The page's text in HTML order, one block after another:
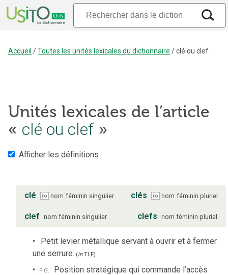
Accueil /Toutes les unités lexicales du dictionnaire /clé ou clef
Unités lexicales de l’article
« clé ou clef »
Afficher les définitions
clé ro nom féminin singulier clés ro nom féminin pluriel
clef nom féminin singulier clefs nom féminin pluriel
Petit levier métallique servant à ouvrir et à fermer
une serrure. (inTLF)
fig. Position stratégique qui commande l’accès